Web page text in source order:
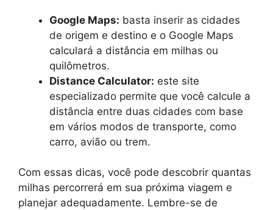
Google Maps: basta inserir as cidades
de origem e destino e o Google Maps
calculará a distância em milhas ou
quilômetros.
Distance Calculator: este site
especializado permite que você calcule a
distância entre duas cidades com base
em vários modos de transporte, como
carro, avião ou trem.
Com essas dicas, você pode descobrir quantas
milhas percorrerá em sua próxima viagem e
planejar adequadamente. Lembre-se de